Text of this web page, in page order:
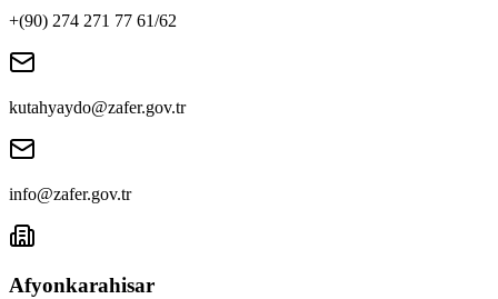
+(90) 274 271 77 61/62
kutahyaydo@zafer.gov.tr
info@zafer.gov.tr
Afyonkarahisar